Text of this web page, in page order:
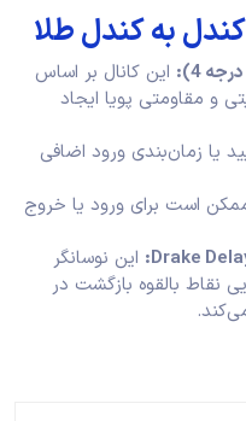
به کندل طلا
این کانال بر اساس
و مقاومتی پویا ایجاد
یا زمان‌بندی ورود اضافی
است برای ورود یا خروج
این نوسانگر
نقاط بالقوه بازگشت در